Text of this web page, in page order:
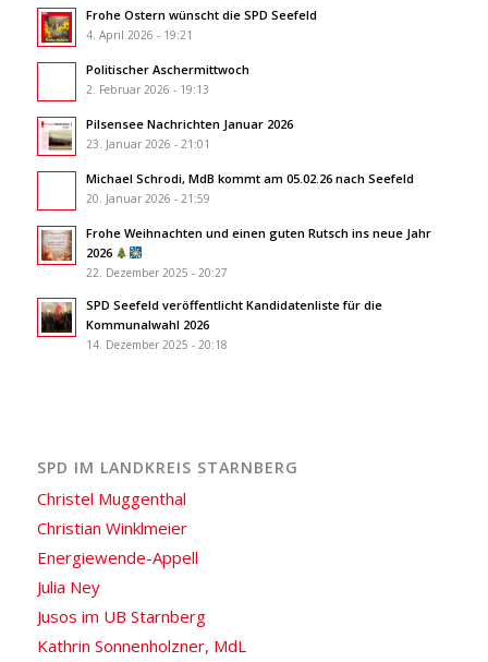
Frohe Ostern wünscht die SPD Seefeld
4. April 2026 - 19:21
Politischer Aschermittwoch
2. Februar 2026 - 19:13
Pilsensee Nachrichten Januar 2026
23. Januar 2026 - 21:01
Michael Schrodi, MdB kommt am 05.02.26 nach Seefeld
20. Januar 2026 - 21:59
Frohe Weihnachten und einen guten Rutsch ins neue Jahr
2026
22. Dezember 2025 - 20:27
SPD Seefeld veröffentlicht Kandidatenliste für die
Kommunalwahl 2026
14. Dezember 2025 - 20:18
SPD IM LANDKREIS STARNBERG
Christel Muggenthal
Christian Winklmeier
Energiewende-Appell
Julia Ney
Jusos im UB Starnberg
Kathrin Sonnenholzner, MdL